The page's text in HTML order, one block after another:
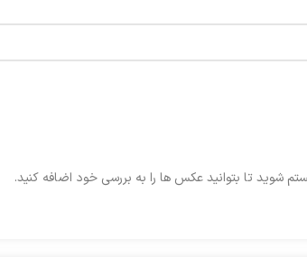
شوید تا بتوانید عکس ها را به بررسی خود اضافه کنید.